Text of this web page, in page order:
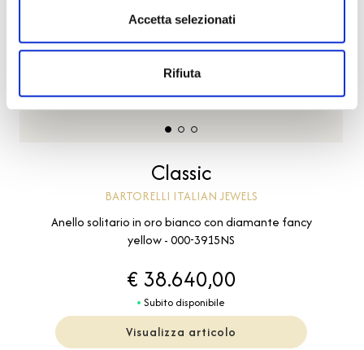
Accetta selezionati
Rifiuta
Classic
BARTORELLI ITALIAN JEWELS
Anello solitario in oro bianco con diamante fancy
yellow - 000-3915NS
€ 38.640,00
Subito disponibile
Visualizza articolo